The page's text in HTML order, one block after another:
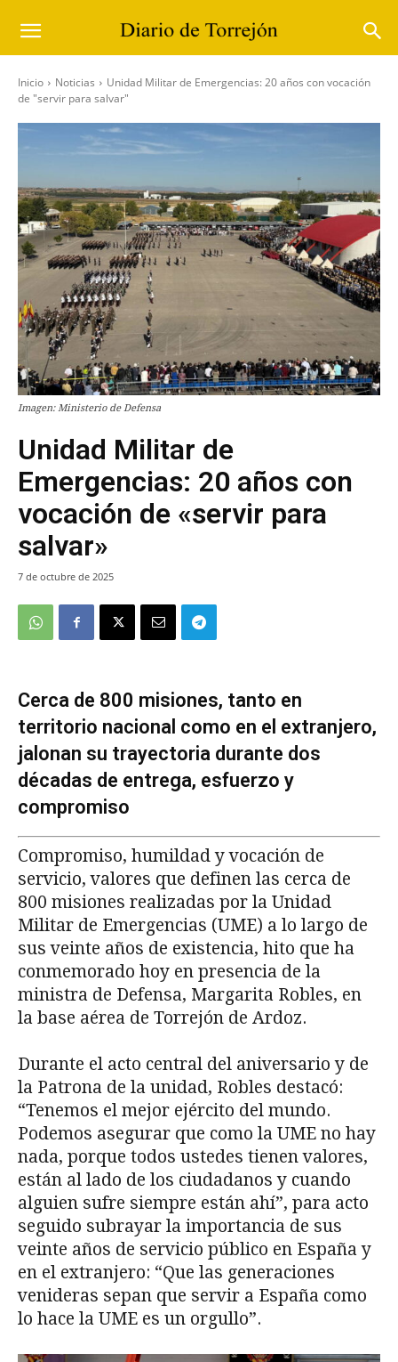
Inicio Noticias
Unidad Militar de Emergencias: 20 años con vocación
de "servir para salvar"
Imagen: Ministerio de Defensa
Unidad Militar de
Emergencias: 20 años con
vocación de «servir para
salvar»
7 de octubre de 2025
Cerca de 800 misiones, tanto en
territorio nacional como en el extranjero,
jalonan su trayectoria durante dos
décadas de entrega, esfuerzo y
compromiso
Compromiso, humildad y vocación de
servicio, valores que definen las cerca de
800 misiones realizadas por la Unidad
Militar de Emergencias (UME) a lo largo de
sus veinte años de existencia, hito que ha
conmemorado hoy en presencia de la
ministra de Defensa, Margarita Robles, en
la base aérea de Torrejón de Ardoz.
Durante el acto central del aniversario y de
la Patrona de la unidad, Robles destacó:
“Tenemos el mejor ejército del mundo.
Podemos asegurar que como la UME no hay
nada, porque todos ustedes tienen valores,
están al lado de los ciudadanos y cuando
alguien sufre siempre están ahí”, para acto
seguido subrayar la importancia de sus
veinte años de servicio público en España y
en el extranjero: “Que las generaciones
venideras sepan que servir a España como
lo hace la UME es un orgullo”.